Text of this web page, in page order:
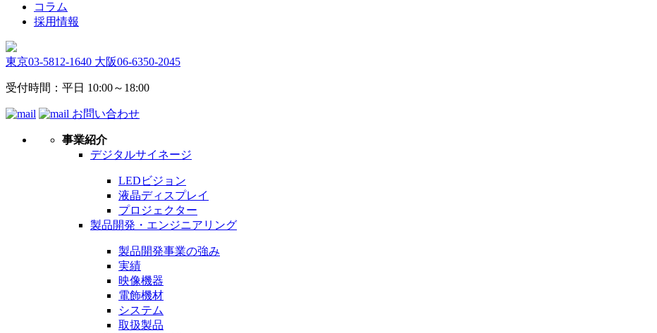
コラム
採用情報
東京03-5812-1640 大阪06-6350-2045
受付時間：平日 10:00～18:00
お問い合わせ
事業紹介
デジタルサイネージ
LEDビジョン
液晶ディスプレイ
プロジェクター
製品開発・エンジニアリング
製品開発事業の強み
実績
映像機器
電飾機材
システム
取扱製品